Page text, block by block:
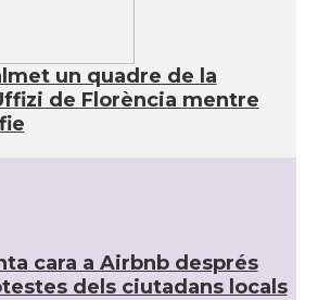
un quadre de la
de Florència mentre
cara a Airbnb després
dels ciutadans locals